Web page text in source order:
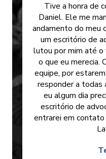
Tive a honra de
Daniel. Ele me
andamento do meu
um escritório de
lutou por mim até o
o que eu merecia.
equipe, por
responder a todas
eu algum dia
escritório de
entrarei em contato